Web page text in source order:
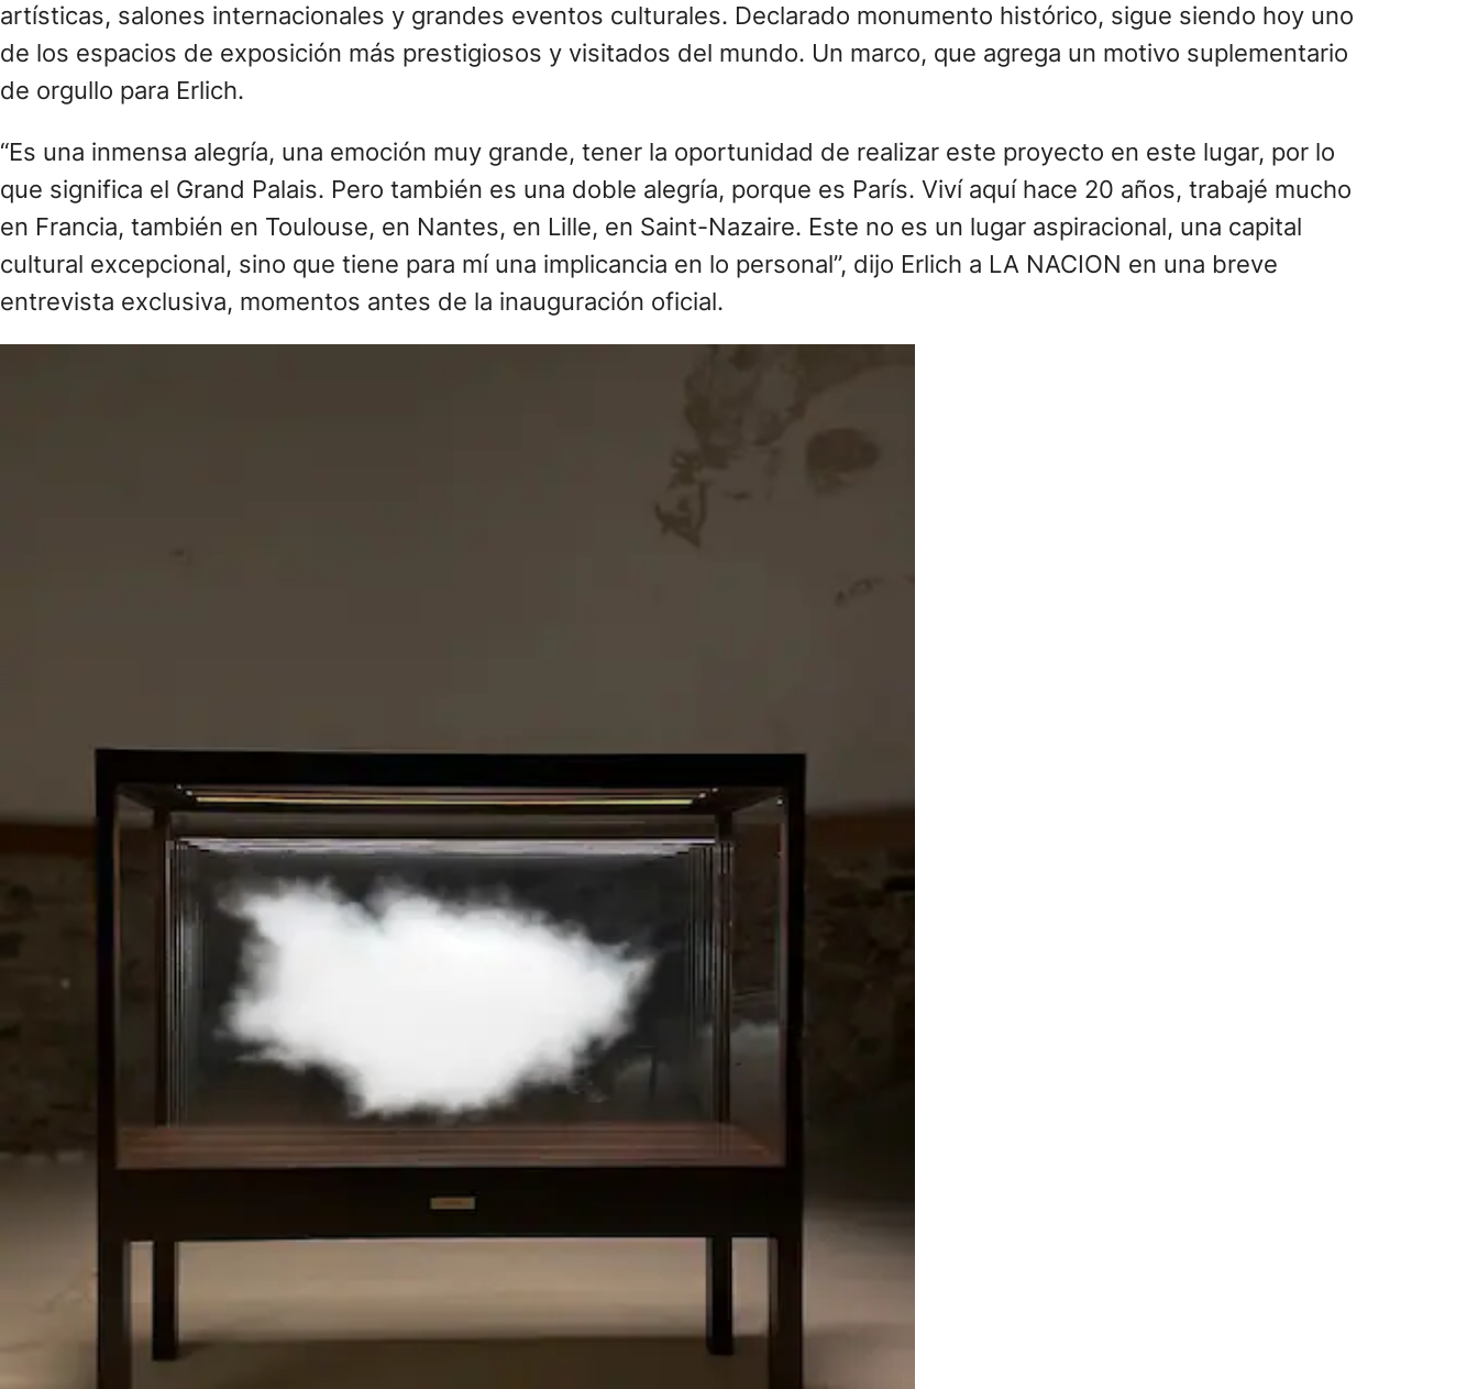
artísticas, salones internacionales y grandes eventos culturales. Declarado monumento histórico, sigue siendo hoy uno
de los espacios de exposición más prestigiosos y visitados del mundo. Un marco, que agrega un motivo suplementario
de orgullo para Erlich.
“Es una inmensa alegría, una emoción muy grande, tener la oportunidad de realizar este proyecto en este lugar, por lo
que significa el Grand Palais. Pero también es una doble alegría, porque es París. Viví aquí hace 20 años, trabajé mucho
en Francia, también en Toulouse, en Nantes, en Lille, en Saint-Nazaire. Este no es un lugar aspiracional, una capital
cultural excepcional, sino que tiene para mí una implicancia en lo personal”, dijo Erlich a LA NACION en una breve
entrevista exclusiva, momentos antes de la inauguración oficial.